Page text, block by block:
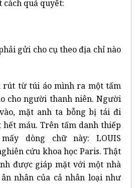
quả quyết:
gửi cho cụ theo địa chỉ nào
rút từ túi áo mình ra một tấm
cho người thanh niên. Người
mặt anh ta bỗng bị tái đi
máu. Trên tấm danh thiếp
dòng chữ này: LOUIS
cứu khoa học Paris. Thật
được giáp mặt với một nhà
nhân của cả nhân loại như